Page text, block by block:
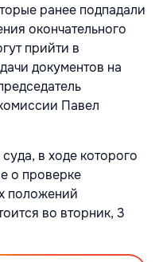
ранее подпадали
окончательного
прийти в
документов на
Павел
в ходе которого
о проверке
положений
во вторник, 3